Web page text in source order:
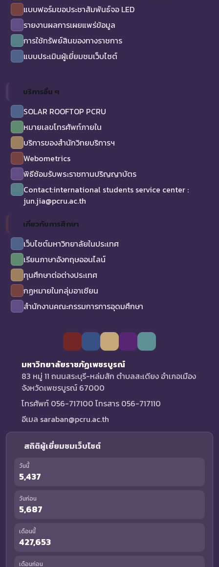
แบบฟอร์มขอประชาสัมพันธ์จอ LED
รายงานผลการเผยแพร่ข้อมูล
การใช้ทรัพย์สินของทางราชการ
แบบประเมินผู้เยี่ยมชมเว็บไซต์
บริการอื่น ๆ
SOLAR ROOFTOP PCRU
หมายเลขโทรศัพท์ภายใน
บริการของสำนักวิทยบริการฯ
Webometrics
พิธีซ้อมรับพระราชทานปริญญาบัตร
Contact:international students service center :
jun.jia@pcru.ac.th
เกี่ยวกับการศึกษา
เว็บไซต์มหาวิทยาลัยในประเทศ
เรียนภาษาอังกฤษออนไลน์
ทุนศึกษาต่อต่างประเทศ
กฏหมายในกลุ่มอาเซียน
สำนักงานคณะกรรมการการอุดมศึกษา
มหาวิทยาลัยราชภัฏเพชรบูรณ์
83 หมู่ 11 ถนนสระบุรี-หล่มสัก ตำบลสะเดียง อำเภอเมือง
จังหวัดเพชรบูรณ์ 67000
โทรศัพท์ 056-717100 โทรสาร 056-717110
อีเมล saraban@pcru.ac.th
สถิติผู้เยี่ยมชมเว็บไซต์
วันนี้
5,437
วันก่อน
5,687
เดือนนี้
427,653
เดือนก่อน